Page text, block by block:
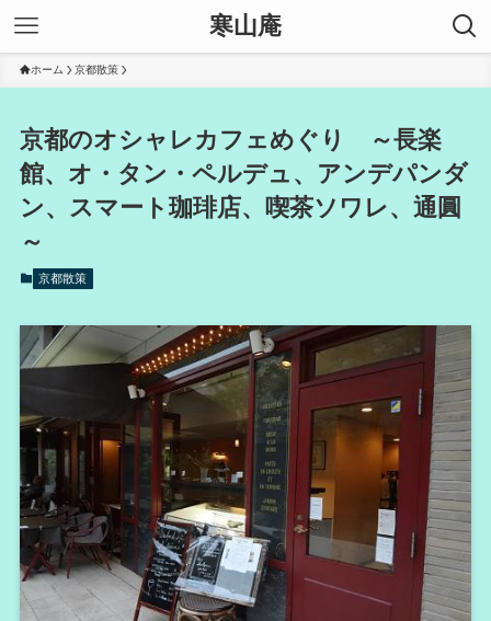
寒山庵
ホーム 京都散策
京都のオシャレカフェめぐり ～長楽
館、オ・タン・ペルデュ、アンデパンダ
ン、スマート珈琲店、喫茶ソワレ、通圓
～
京都散策